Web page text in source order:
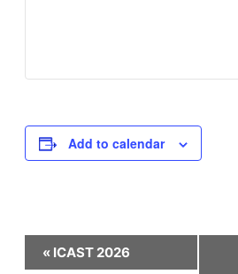
Add to calendar
Event
« ICAST 2026